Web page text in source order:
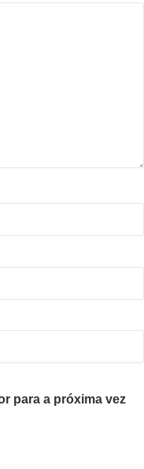
para a próxima vez